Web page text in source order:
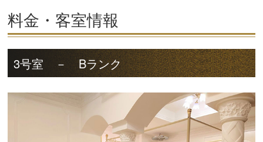
料金・客室情報
3号室 － Bランク